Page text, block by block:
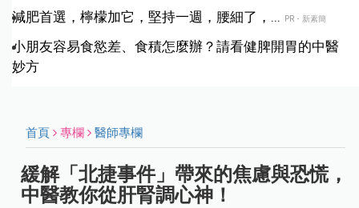
減肥首選，檸檬加它，堅持一週，腰細了，... PR・新素簡
小朋友容易食慾差、食積怎麼辦？請看健脾開胃的中醫
妙方
首頁 專欄 醫師專欄
緩解「北捷事件」帶來的焦慮與恐慌，
中醫教你從肝腎調心神！